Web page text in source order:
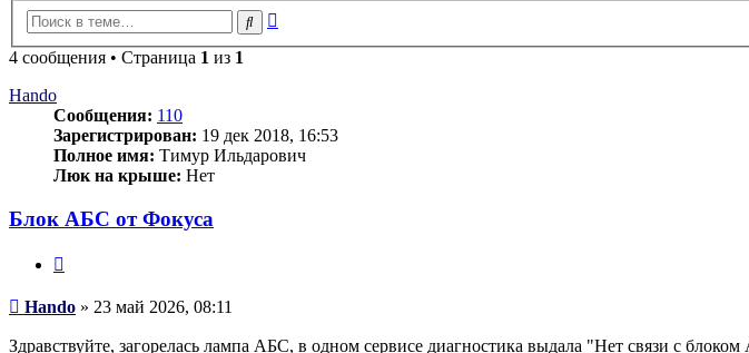
Поиск
4 сообщения • Страница 1 из 1
Hando
Сообщения: 110
Зарегистрирован: 19 дек 2018, 16:53
Полное имя: Тимур Ильдарович
Люк на крыше: Нет
Блок АБС от Фокуса
Сообщение
Hando » 23 май 2026, 08:11
Здравствуйте, загорелась лампа АБС, в одном сервисе диагностика выдала "Нет связи с